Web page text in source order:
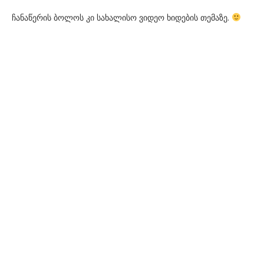
ჩანაწერის ბოლოს კი სახალისო ვიდეო ხიდების თემაზე.